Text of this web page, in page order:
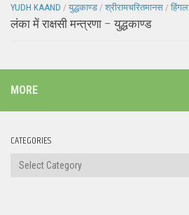
YUDH KAAND / युद्धकाण्ड / श्रीरामचरितमानस /
लंका में राक्षसी मन्त्रणा – युद्धकाण्ड
MORE
CATEGORIES
Categories